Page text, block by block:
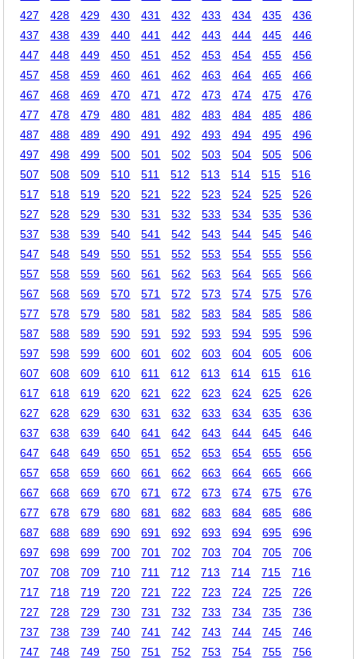
427
428 429 430 431 432 433 434 435
436
437
438 439 440 441 442 443 444 445
446
447
448 449 450 451 452 453 454 455
456
457
458 459 460 461 462 463 464 465
466
467
468 469 470 471 472 473 474 475
476
477
478 479 480 481 482 483 484 485
486
487
488 489 490 491 492 493 494 495
496
497
498 499 500 501 502 503 504 505
506
507
508 509 510 511 512 513 514 515
516
517
518 519 520 521 522 523 524 525
526
527
528 529 530 531 532 533 534 535
536
537
538 539 540 541 542 543 544 545
546
547
548 549 550 551 552 553 554 555
556
557
558 559 560 561 562 563 564 565
566
567
568 569 570 571 572 573 574 575
576
577
578 579 580 581 582 583 584 585
586
587
588 589 590 591 592 593 594 595
596
597
598 599 600 601 602 603 604 605
606
607
608 609 610 611 612 613 614 615
616
617
618 619 620 621 622 623 624 625
626
627
628 629 630 631 632 633 634 635
636
637
638 639 640 641 642 643 644 645
646
647
648 649 650 651 652 653 654 655
656
657
658 659 660 661 662 663 664 665
666
667
668 669 670 671 672 673 674 675
676
677
678 679 680 681 682 683 684 685
686
687
688 689 690 691 692 693 694 695
696
697
698 699 700 701 702 703 704 705
706
707
708 709 710 711 712 713 714 715
716
717
718 719 720 721 722 723 724 725
726
727
728 729 730 731 732 733 734 735
736
737
738 739 740 741 742 743 744 745
746
747
748 749 750 751 752 753 754 755
756